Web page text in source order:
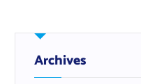
Archives